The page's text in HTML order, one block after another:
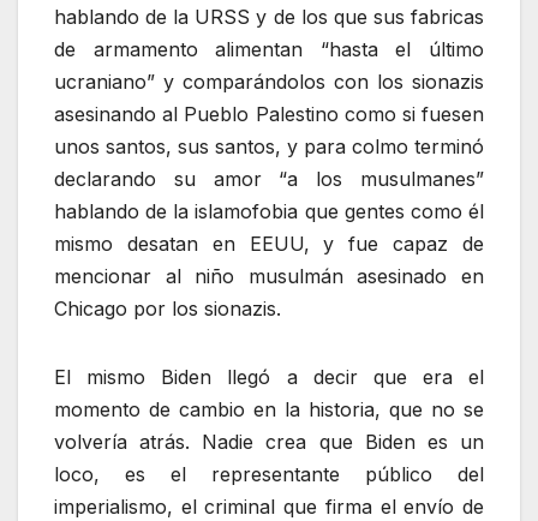
hablando de la URSS y de los que sus fabricas
de armamento alimentan “hasta el último
ucraniano” y comparándolos con los sionazis
asesinando al Pueblo Palestino como si fuesen
unos santos, sus santos, y para colmo terminó
declarando su amor “a los musulmanes”
hablando de la islamofobia que gentes como él
mismo desatan en EEUU, y fue capaz de
mencionar al niño musulmán asesinado en
Chicago por los sionazis.
El mismo Biden llegó a decir que era el
momento de cambio en la historia, que no se
volvería atrás. Nadie crea que Biden es un
loco, es el representante público del
imperialismo, el criminal que firma el envío de